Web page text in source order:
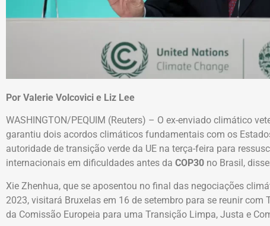
Por Valerie Volcovici e Liz Lee
WASHINGTON/PEQUIM (Reuters) – O ex-enviado climático
garantiu dois acordos climáticos fundamentais com os
autoridade de transição verde da UE na terça-feira para
internacionais em dificuldades antes da COP30 no Brasil,
Xie Zhenhua, que se aposentou no final das negociações
2023, visitará Bruxelas em 16 de setembro para se reunir com
da Comissão Europeia para uma Transição Limpa, Justa e